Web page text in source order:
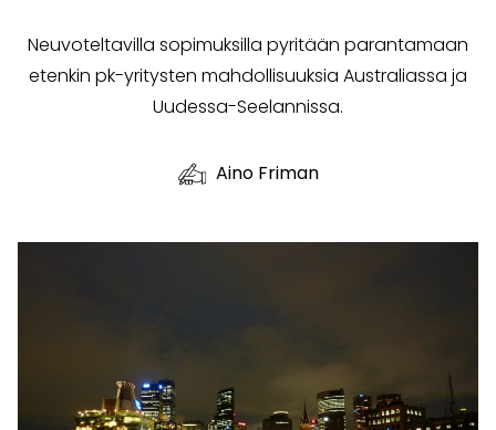
Neuvoteltavilla sopimuksilla pyritään parantamaan
etenkin pk-yritysten mahdollisuuksia Australiassa ja
Uudessa-Seelannissa.
Aino Friman